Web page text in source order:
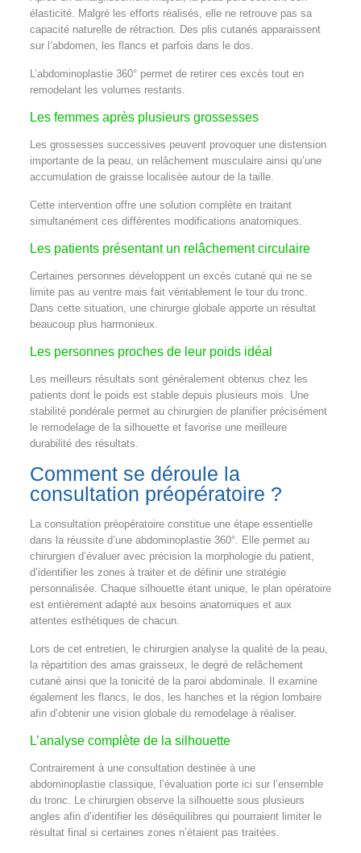
élasticité. Malgré les efforts réalisés, elle ne retrouve pas sa
capacité naturelle de rétraction. Des plis cutanés apparaissent
sur l’abdomen, les flancs et parfois dans le dos.
L’abdominoplastie 360° permet de retirer ces excès tout en
remodelant les volumes restants.
Les femmes après plusieurs grossesses
Les grossesses successives peuvent provoquer une distension
importante de la peau, un relâchement musculaire ainsi qu’une
accumulation de graisse localisée autour de la taille.
Cette intervention offre une solution complète en traitant
simultanément ces différentes modifications anatomiques.
Les patients présentant un relâchement circulaire
Certaines personnes développent un excès cutané qui ne se
limite pas au ventre mais fait véritablement le tour du tronc.
Dans cette situation, une chirurgie globale apporte un résultat
beaucoup plus harmonieux.
Les personnes proches de leur poids idéal
Les meilleurs résultats sont généralement obtenus chez les
patients dont le poids est stable depuis plusieurs mois. Une
stabilité pondérale permet au chirurgien de planifier précisément
le remodelage de la silhouette et favorise une meilleure
durabilité des résultats.
Comment se déroule la
consultation préopératoire ?
La consultation préopératoire constitue une étape essentielle
dans la réussite d’une abdominoplastie 360°. Elle permet au
chirurgien d’évaluer avec précision la morphologie du patient,
d’identifier les zones à traiter et de définir une stratégie
personnalisée. Chaque silhouette étant unique, le plan opératoire
est entièrement adapté aux besoins anatomiques et aux
attentes esthétiques de chacun.
Lors de cet entretien, le chirurgien analyse la qualité de la peau,
la répartition des amas graisseux, le degré de relâchement
cutané ainsi que la tonicité de la paroi abdominale. Il examine
également les flancs, le dos, les hanches et la région lombaire
afin d’obtenir une vision globale du remodelage à réaliser.
L’analyse complète de la silhouette
Contrairement à une consultation destinée à une
abdominoplastie classique, l’évaluation porte ici sur l’ensemble
du tronc. Le chirurgien observe la silhouette sous plusieurs
angles afin d’identifier les déséquilibres qui pourraient limiter le
résultat final si certaines zones n’étaient pas traitées.